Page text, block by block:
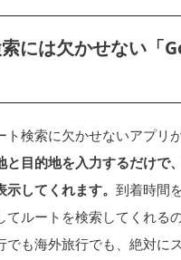
には欠かせない「
ト検索に欠かせないアプリ
と目的地を入力するだけで
示してくれます。 到着時間
てルートを検索してくれる
でも海外旅行でも、絶対に